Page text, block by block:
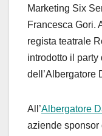
Marketing Six
Francesca Gori.
regista teatrale
introdotto il
dell’Albergatore
All’Albergatore
aziende sponsor